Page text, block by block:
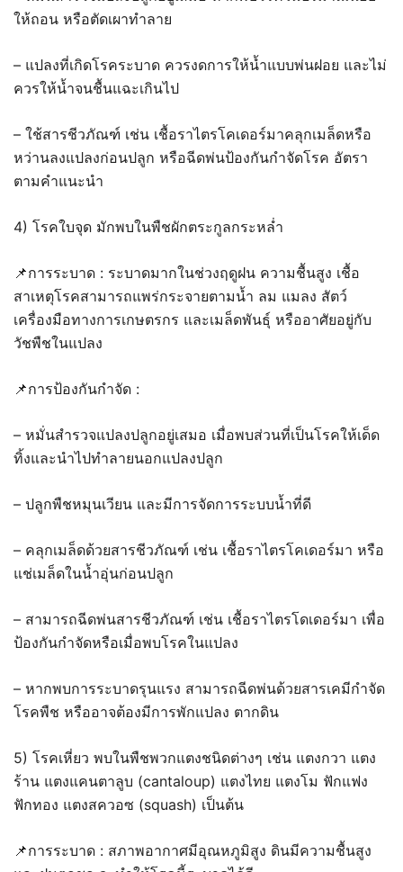
ให้ถอน หรือตัดเผาทำลาย
– แปลงที่เกิดโรคระบาด ควรงดการให้น้ำแบบพ่นฝอย และไม่
ควรให้น้ำจนชื้นแฉะเกินไป
– ใช้สารชีวภัณฑ์ เช่น เชื้อราไตรโคเดอร์มาคลุกเมล็ดหรือ
หว่านลงแปลงก่อนปลูก หรือฉีดพ่นป้องกันกำจัดโรค อัตรา
ตามคำแนะนำ
4) โรคใบจุด มักพบในพืชผักตระกูลกระหล่ำ
📌การระบาด : ระบาดมากในช่วงฤดูฝน ความชื้นสูง เชื้อ
สาเหตุโรคสามารถแพร่กระจายตามน้ำ ลม แมลง สัตว์
เครื่องมือทางการเกษตรกร และเมล็ดพันธุ์ หรืออาศัยอยู่กับ
วัชพืชในแปลง
📌การป้องกันกำจัด :
– หมั่นสำรวจแปลงปลูกอยู่เสมอ เมื่อพบส่วนที่เป็นโรคให้เด็ด
ทิ้งและนำไปทำลายนอกแปลงปลูก
– ปลูกพืชหมุนเวียน และมีการจัดการระบบน้ำที่ดี
– คลุกเมล็ดด้วยสารชีวภัณฑ์ เช่น เชื้อราไตรโคเดอร์มา หรือ
แช่เมล็ดในน้ำอุ่นก่อนปลูก
– สามารถฉีดพ่นสารชีวภัณฑ์ เช่น เชื้อราไตรโดเดอร์มา เพื่อ
ป้องกันกำจัดหรือเมื่อพบโรคในแปลง
– หากพบการระบาดรุนแรง สามารถฉีดพ่นด้วยสารเคมีกำจัด
โรคพืช หรืออาจต้องมีการพักแปลง ตากดิน
5) โรคเหี่ยว พบในพืชพวกแตงชนิดต่างๆ เช่น แตงกวา แตง
ร้าน แตงแคนตาลูบ (cantaloup) แตงไทย แตงโม ฟักแฟง
ฟักทอง แตงสควอซ (squash) เป็นต้น
📌การระบาด : สภาพอากาศมีอุณหภูมิสูง ดินมีความชื้นสูง